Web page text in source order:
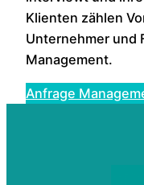
Klienten zählen
Unternehmer und
Management.
Anfrage